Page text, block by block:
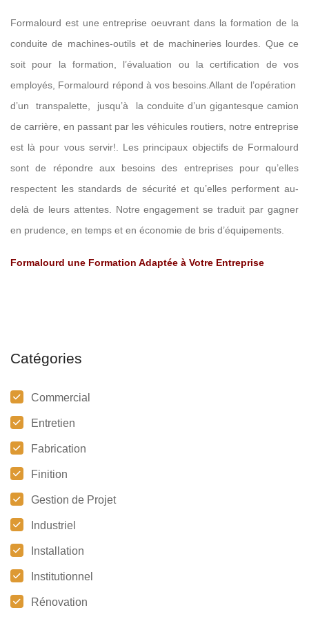
PRÉVENTION FORMATION SÉCURITÉ
Formalourd est une entreprise oeuvrant dans la formation de la
conduite de machines-outils et de machineries lourdes. Que ce
soit pour la formation, l’évaluation ou la certification de vos
employés, Formalourd répond à vos besoins.Allant de l’opération
d’un transpalette, jusqu’à la conduite d’un gigantesque camion
de carrière, en passant par les véhicules routiers, notre entreprise
est là pour vous servir!. Les principaux objectifs de Formalourd
sont de répondre aux besoins des entreprises pour qu’elles
respectent les standards de sécurité et qu’elles performent au-
delà de leurs attentes. Notre engagement se traduit par gagner
en prudence, en temps et en économie de bris d’équipements.
Formalourd une Formation Adaptée à Votre Entreprise
Catégories
Commercial
Entretien
Fabrication
Finition
Gestion de Projet
Industriel
Installation
Institutionnel
Rénovation